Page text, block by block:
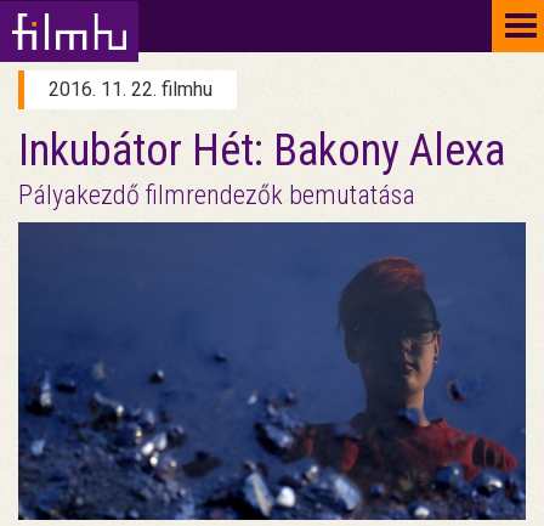
2016. 11. 22. filmhu
Inkubátor Hét: Bakony Alexa
Pályakezdő filmrendezők bemutatása